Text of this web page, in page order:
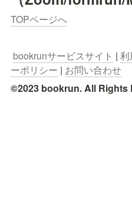
TOPページへ
bookrunサービスサイト | 利
ーポリシー | お問い合わせ
©2023 bookrun. All Rights